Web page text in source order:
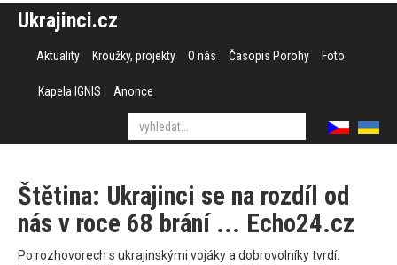
Ukrajinci.cz
Aktuality Kroužky, projekty O nás Časopis Porohy Foto
Kapela IGNIS Anonce
Štětina: Ukrajinci se na rozdíl od
nás v roce 68 brání ... Echo24.cz
Po rozhovorech s ukrajinskými vojáky a dobrovolníky tvrdí: